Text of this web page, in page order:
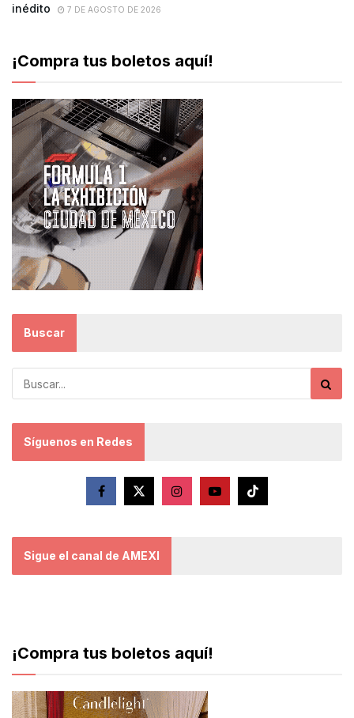
inédito
7 DE AGOSTO DE 2026
¡Compra tus boletos aquí!
Buscar
Síguenos en Redes
Sigue el canal de AMEXI
¡Compra tus boletos aquí!